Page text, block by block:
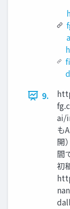
9.
ai/
も
開
間
初